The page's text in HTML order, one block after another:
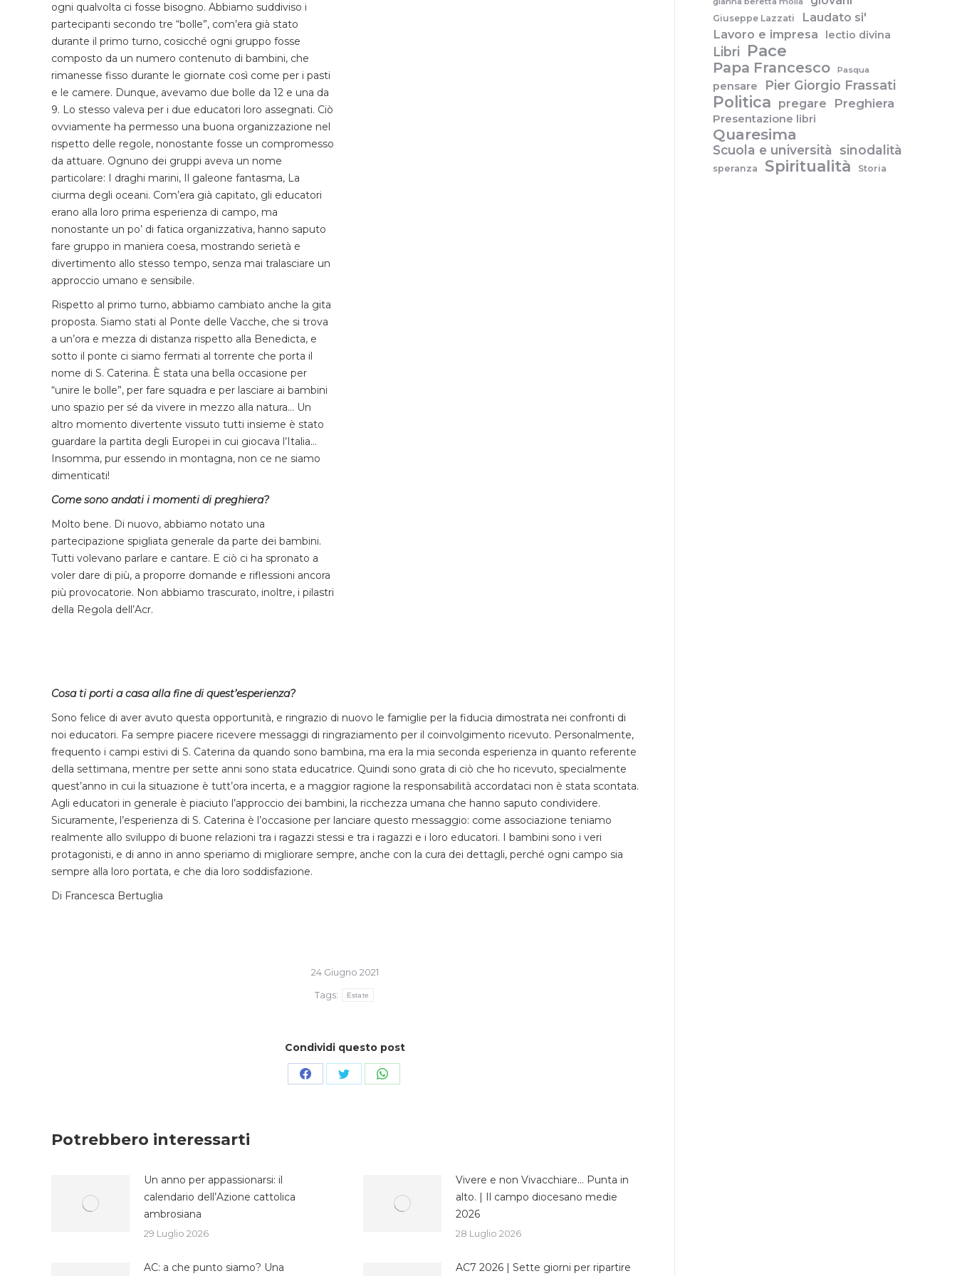
ogni qualvolta ci fosse bisogno. Abbiamo suddiviso i
partecipanti secondo tre “bolle”, com’era già stato
durante il primo turno, cosicché ogni gruppo fosse
composto da un numero contenuto di bambini, che
rimanesse fisso durante le giornate così come per i pasti
e le camere. Dunque, avevamo due bolle da 12 e una da
9. Lo stesso valeva per i due educatori loro assegnati. Ciò
ovviamente ha permesso una buona organizzazione nel
rispetto delle regole, nonostante fosse un compromesso
da attuare. Ognuno dei gruppi aveva un nome
particolare: I draghi marini, Il galeone fantasma, La
ciurma degli oceani. Com’era già capitato, gli educatori
erano alla loro prima esperienza di campo, ma
nonostante un po’ di fatica organizzativa, hanno saputo
fare gruppo in maniera coesa, mostrando serietà e
divertimento allo stesso tempo, senza mai tralasciare un
approccio umano e sensibile.
Rispetto al primo turno, abbiamo cambiato anche la gita
proposta. Siamo stati al Ponte delle Vacche, che si trova
a un’ora e mezza di distanza rispetto alla Benedicta, e
sotto il ponte ci siamo fermati al torrente che porta il
nome di S. Caterina. È stata una bella occasione per
“unire le bolle”, per fare squadra e per lasciare ai bambini
uno spazio per sé da vivere in mezzo alla natura… Un
altro momento divertente vissuto tutti insieme è stato
guardare la partita degli Europei in cui giocava l’Italia…
Insomma, pur essendo in montagna, non ce ne siamo
dimenticati!
Come sono andati i momenti di preghiera?
Molto bene. Di nuovo, abbiamo notato una
partecipazione spigliata generale da parte dei bambini.
Tutti volevano parlare e cantare. E ciò ci ha spronato a
voler dare di più, a proporre domande e riflessioni ancora
più provocatorie. Non abbiamo trascurato, inoltre, i pilastri
della Regola dell’Acr.
Cosa ti porti a casa alla fine di quest’esperienza?
Sono felice di aver avuto questa opportunità, e ringrazio di nuovo le famiglie per la fiducia dimostrata nei confronti di
noi educatori. Fa sempre piacere ricevere messaggi di ringraziamento per il coinvolgimento ricevuto. Personalmente,
frequento i campi estivi di S. Caterina da quando sono bambina, ma era la mia seconda esperienza in quanto referente
della settimana, mentre per sette anni sono stata educatrice. Quindi sono grata di ciò che ho ricevuto, specialmente
quest’anno in cui la situazione è tutt’ora incerta, e a maggior ragione la responsabilità accordataci non è stata scontata.
Agli educatori in generale è piaciuto l’approccio dei bambini, la ricchezza umana che hanno saputo condividere.
Sicuramente, l’esperienza di S. Caterina è l’occasione per lanciare questo messaggio: come associazione teniamo
realmente allo sviluppo di buone relazioni tra i ragazzi stessi e tra i ragazzi e i loro educatori. I bambini sono i veri
protagonisti, e di anno in anno speriamo di migliorare sempre, anche con la cura dei dettagli, perché ogni campo sia
sempre alla loro portata, e che dia loro soddisfazione.
Di Francesca Bertuglia
24 Giugno 2021
Tags:
Estate
Condividi questo post
CondividiCondividiCondividi
Potrebbero interessarti
Un anno per appassionarsi: il
calendario dell’Azione cattolica
ambrosiana
29 Luglio 2026
Vivere e non Vivacchiare… Punta in
alto. | Il campo diocesano medie
2026
28 Luglio 2026
AC: a che punto siamo? Una AC7 2026 | Sette giorni per ripartire
Giuseppe Lazzati
Laudato si'
Lavoro e impresa
lectio divina
Libri Pace
Papa Francesco Pasqua
pensare Pier Giorgio Frassati
Politica pregare Preghiera
Presentazione libri
Quaresima
Scuola e università sinodalità
speranza Spiritualità Storia